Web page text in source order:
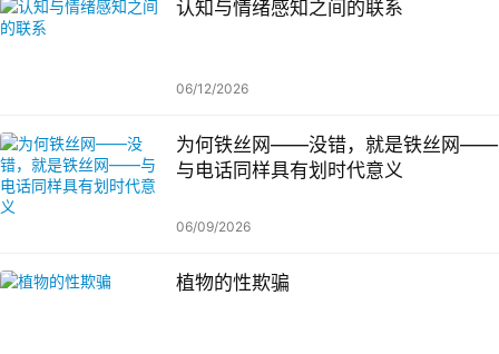
认知与情绪感知之间的联系
06/12/2026
为何铁丝网——没错，就是铁丝网——
与电话同样具有划时代意义
06/09/2026
植物的性欺骗